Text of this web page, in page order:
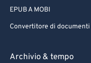
EPUB A MOBI
Convertitore di documenti
Archivio & tempo